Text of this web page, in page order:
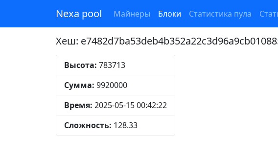
Nexa pool Майнеры Блоки Статистика пула
Хеш:
Высота: 783713
Сумма: 9920000
Время: 2025-05-15 00:42:22
Сложность: 128.33